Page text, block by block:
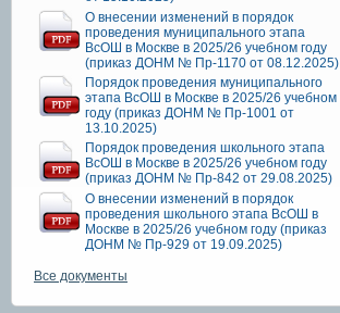
О внесении изменений в порядок
проведения муниципального этапа
ВсОШ в Москве в 2025/26 учебном году
(приказ ДОНМ № Пр-1170 от 08.12.2025)
Порядок проведения муниципального
этапа ВсОШ в Москве в 2025/26 учебном
году (приказ ДОНМ № Пр-1001 от
13.10.2025)
Порядок проведения школьного этапа
ВсОШ в Москве в 2025/26 учебном году
(приказ ДОНМ № Пр-842 от 29.08.2025)
О внесении изменений в порядок
проведения школьного этапа ВсОШ в
Москве в 2025/26 учебном году (приказ
ДОНМ № Пр-929 от 19.09.2025)
Все документы